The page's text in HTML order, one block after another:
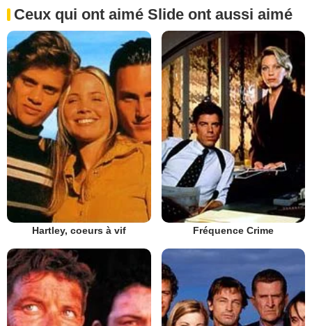
Ceux qui ont aimé Slide ont aussi aimé
Hartley, coeurs à vif Fréquence Crime